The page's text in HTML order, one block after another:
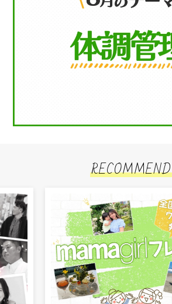
RECOMMEND